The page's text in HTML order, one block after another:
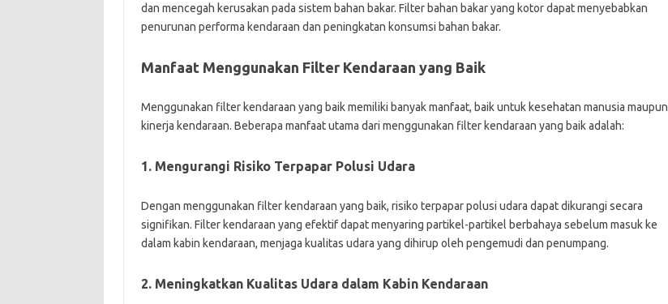
dan mencegah kerusakan pada sistem bahan bakar. Filter bahan bakar yang kotor dapat menyebabkan
penurunan performa kendaraan dan peningkatan konsumsi bahan bakar.
Manfaat Menggunakan Filter Kendaraan yang Baik
Menggunakan filter kendaraan yang baik memiliki banyak manfaat, baik untuk kesehatan manusia maupun
kinerja kendaraan. Beberapa manfaat utama dari menggunakan filter kendaraan yang baik adalah:
1. Mengurangi Risiko Terpapar Polusi Udara
Dengan menggunakan filter kendaraan yang baik, risiko terpapar polusi udara dapat dikurangi secara
signifikan. Filter kendaraan yang efektif dapat menyaring partikel-partikel berbahaya sebelum masuk ke
dalam kabin kendaraan, menjaga kualitas udara yang dihirup oleh pengemudi dan penumpang.
2. Meningkatkan Kualitas Udara dalam Kabin Kendaraan